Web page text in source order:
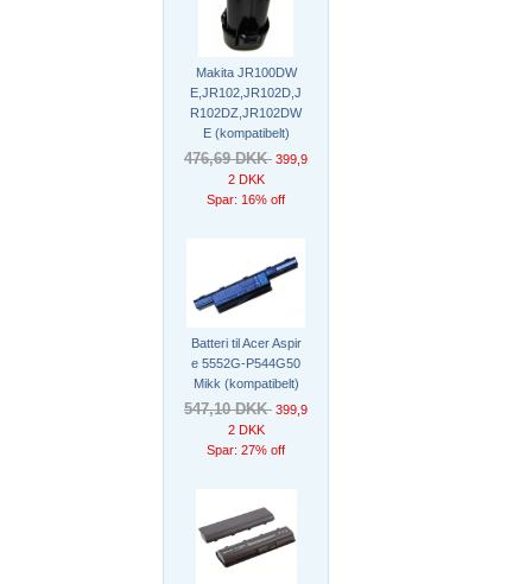
Makita JR100DW
E,JR102,JR102D,J
R102DZ,JR102DW
E (kompatibelt)
476,69 DKK 399,9
2 DKK
Spar: 16% off
Batteri til Acer Aspir
e 5552G-P544G50
Mikk (kompatibelt)
547,10 DKK 399,9
2 DKK
Spar: 27% off